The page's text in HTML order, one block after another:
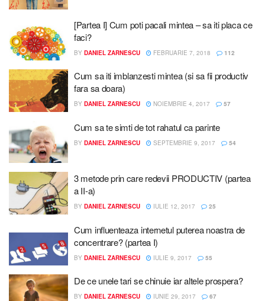
[Partea I] Cum poti pacali mintea – sa iti placa ce
faci?
BY DANIEL ZARNESCU FEBRUARIE 7, 2018 112
Cum sa iti imblanzesti mintea (si sa fii productiv
fara sa doara)
BY DANIEL ZARNESCU NOIEMBRIE 4, 2017 57
Cum sa te simti de tot rahatul ca parinte
BY DANIEL ZARNESCU SEPTEMBRIE 9, 2017 54
3 metode prin care redevii PRODUCTIV (partea
a II-a)
BY DANIEL ZARNESCU IULIE 12, 2017 25
Cum influenteaza internetul puterea noastra de
concentrare? (partea I)
BY DANIEL ZARNESCU IULIE 9, 2017 55
De ce unele tari se chinuie iar altele prospera?
BY DANIEL ZARNESCU IUNIE 29, 2017 67